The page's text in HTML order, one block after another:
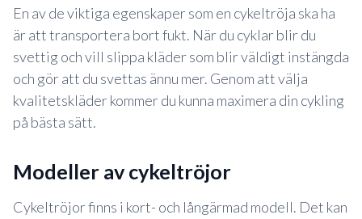
En av de viktiga egenskaper som en cykeltröja ska ha
är att transportera bort fukt. När du cyklar blir du
svettig och vill slippa kläder som blir väldigt instängda
och gör att du svettas ännu mer. Genom att välja
kvalitetskläder kommer du kunna maximera din cykling
på bästa sätt.
modeller av cykeltröjor
Cykeltröjor finns i kort- och långärmad modell. Det kan